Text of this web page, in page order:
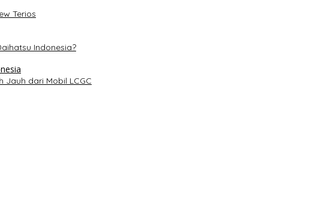
Terios
Indonesia?
Jauh dari Mobil LCGC